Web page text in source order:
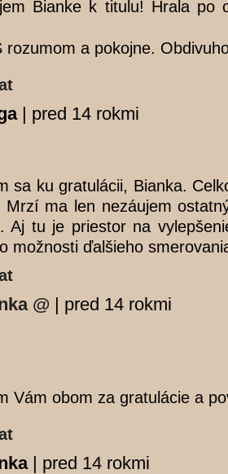
Bianke k titulu! Hrala po
rozumom a pokojne.
| pred 14 rokmi
sa ku gratulácii, Bianka.
Mrzí ma len nezáujem
Aj tu je priestor na
možnosti ďalšieho
@ | pred 14 rokmi
Vám obom za gratulácie a
| pred 14 rokmi